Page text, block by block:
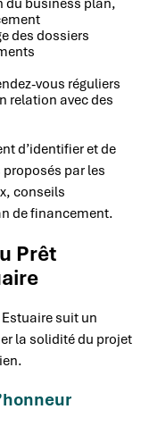
des dossiers
vous réguliers
relation avec des
d’identifier et de
par les
conseils
de financement.
Prêt
Estuaire suit un
la solidité du projet